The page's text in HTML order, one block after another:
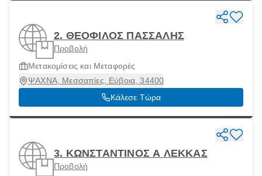
2. ΘΕΟΦΙΛΟΣ ΠΑΣΣΑΛΗΣ
Προβολή
Μετακομίσεις και Μεταφορές
ΨΑΧΝΑ, Μεσσαπίες, Εύβοια, 34400
Κάλεσε Τώρα
3. ΚΩΝΣΤΑΝΤΙΝΟΣ Α ΛΕΚΚΑΣ
Προβολή